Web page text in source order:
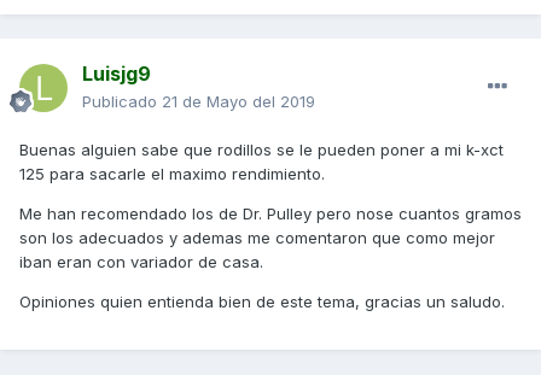
Luisjg9
Publicado 21 de Mayo del 2019
Buenas alguien sabe que rodillos se le pueden poner a mi k-xct
125 para sacarle el maximo rendimiento.
Me han recomendado los de Dr. Pulley pero nose cuantos gramos
son los adecuados y ademas me comentaron que como mejor
iban eran con variador de casa.
Opiniones quien entienda bien de este tema, gracias un saludo.